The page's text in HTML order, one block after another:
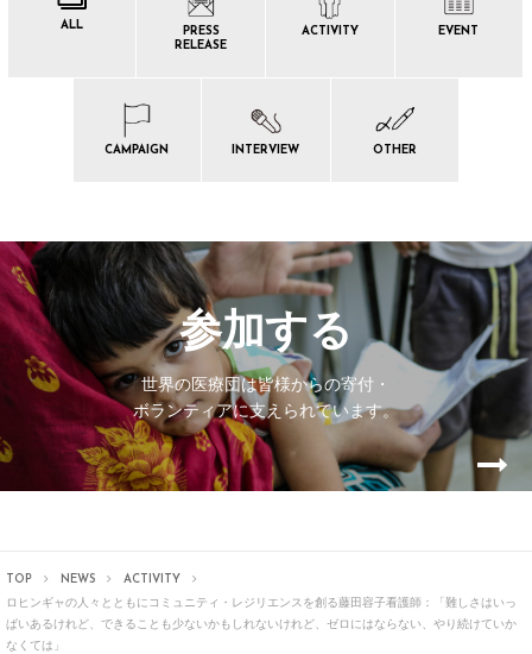
ALL
PRESS
RELEASE
ACTIVITY EVENT
CAMPAIGN INTERVIEW OTHER
参加する
世界の医療団は皆様からの寄付・
ボランティアに支えられています。
TOP NEWS
ACTIVITY
ロヒンギャの人々とともにコミュニティ・レジリエンスを創る藤田容子看護師：「難しさはいっ
ぱいあるけれど、できることも少ないかもしれないけれど、ゼロにはならない、やり続けていか
なくては」